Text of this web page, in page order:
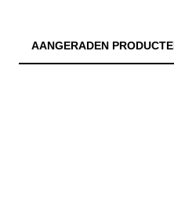
AANGERADEN